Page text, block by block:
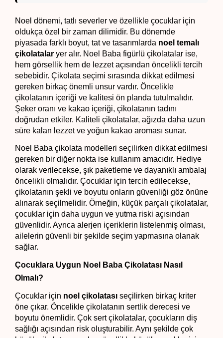
Noel dönemi, tatlı severler ve özellikle çocuklar için
oldukça özel bir zaman dilimidir. Bu dönemde
piyasada farklı boyut, tat ve tasarımlarda noel temalı
çikolatalar yer alır. Noel Baba figürlü çikolatalar ise,
hem görsellik hem de lezzet açısından öncelikli tercih
sebebidir. Çikolata seçimi sırasında dikkat edilmesi
gereken birkaç önemli unsur vardır. Öncelikle
çikolatanın içeriği ve kalitesi ön planda tutulmalıdır.
Şeker oranı ve kakao içeriği, çikolatanın tadını
doğrudan etkiler. Kaliteli çikolatalar, ağızda daha uzun
süre kalan lezzet ve yoğun kakao aroması sunar.
Noel Baba çikolata modelleri seçilirken dikkat edilmesi
gereken bir diğer nokta ise kullanım amacıdır. Hediye
olarak verilecekse, şık paketleme ve dayanıklı ambalaj
öncelikli olmalıdır. Çocuklar için tercih edilecekse,
çikolatanın şekli ve boyutu onların güvenliği göz önüne
alınarak seçilmelidir. Örneğin, küçük parçalı çikolatalar,
çocuklar için daha uygun ve yutma riski açısından
güvenlidir. Ayrıca alerjen içeriklerin listelenmiş olması,
ailelerin güvenli bir şekilde seçim yapmasına olanak
sağlar.
Çocuklara Uygun Noel Baba Çikolatası Nasıl
Olmalı?
Çocuklar için noel çikolatası seçilirken birkaç kriter
öne çıkar. Öncelikle çikolatanın sertlik derecesi ve
boyutu önemlidir. Çok sert çikolatalar, çocukların diş
sağlığı açısından risk oluşturabilir. Aynı şekilde çok